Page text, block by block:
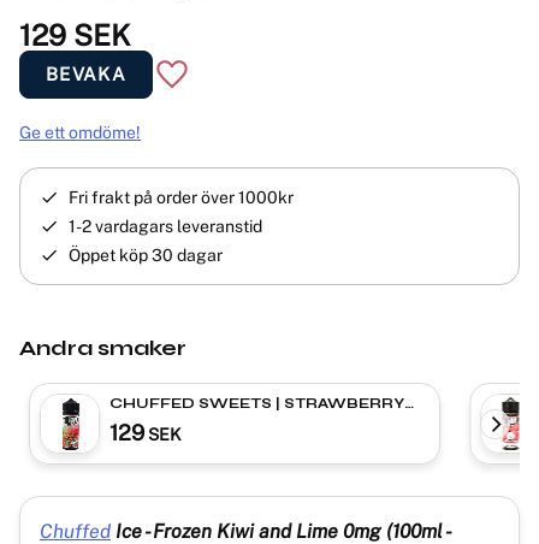
129 SEK
Lägg till i favoriter
BEVAKA
Ge ett omdöme!
Fri frakt på order över 1000kr
1-2 vardagars leveranstid
Öppet köp 30 dagar
Andra smaker
CHUFFED SWEETS | STRAWBERRY
KIWI GUM | Shortfill
129 SEK
Chuffed Ice - Frozen Kiwi and Lime 0mg (100ml -